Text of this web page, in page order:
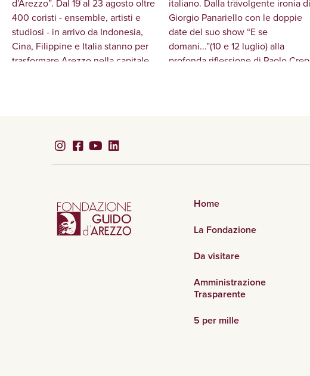
Home
La Fondazione
Da visitare
Amministrazione
Trasparente
5 per mille